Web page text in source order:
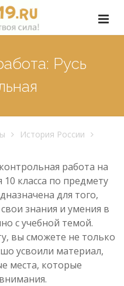
Русь
История России
работа на
10 класса по предмету
для того,
знания и умения в
с учебной темой.
вы сможете не только
усвоили материал,
места, которые